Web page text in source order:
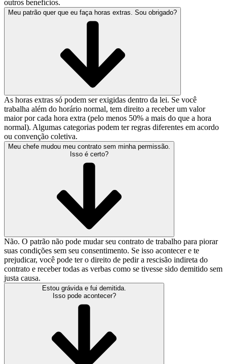
outros benefícios.
Meu patrão quer que eu faça horas extras. Sou obrigado?
As horas extras só podem ser exigidas dentro da lei. Se você
trabalha além do horário normal, tem direito a receber um valor
maior por cada hora extra (pelo menos 50% a mais do que a hora
normal). Algumas categorias podem ter regras diferentes em acordo
ou convenção coletiva.
Meu chefe mudou meu contrato sem minha permissão.
Isso é certo?
Não. O patrão não pode mudar seu contrato de trabalho para piorar
suas condições sem seu consentimento. Se isso acontecer e te
prejudicar, você pode ter o direito de pedir a rescisão indireta do
contrato e receber todas as verbas como se tivesse sido demitido sem
justa causa.
Estou grávida e fui demitida.
Isso pode acontecer?